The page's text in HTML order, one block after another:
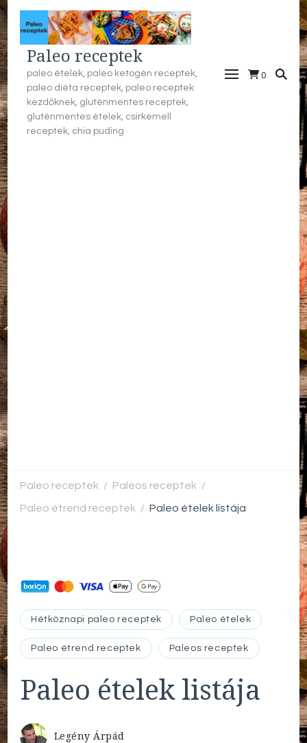
Paleo receptek
paleo ételek, paleo ketogén receptek,
paleo diéta receptek, paleo receptek
kezdőknek, gluténmentes receptek,
gluténmentes ételek, csirkemell
receptek, chia puding
0
Paleo receptek / Paleos receptek /
Paleo étrend receptek / Paleo ételek listája
Hétköznapi paleo receptek Paleo ételek
Paleo étrend receptek Paleos receptek
Paleo ételek listája
Legény Árpád